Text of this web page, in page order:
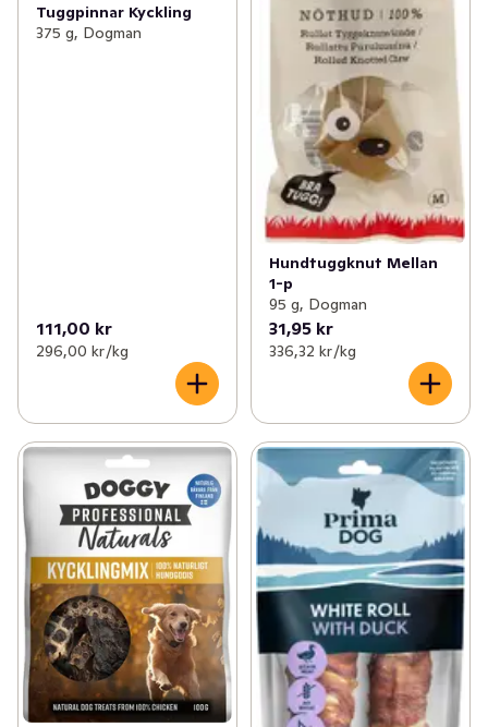
Tuggpinnar Kyckling
375 g, Dogman
111,00 kr
296,00 kr /kg
Hundtuggknut Mellan
1-p
95 g, Dogman
31,95 kr
336,32 kr /kg